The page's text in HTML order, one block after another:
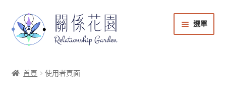
選單
首頁 使用者頁面